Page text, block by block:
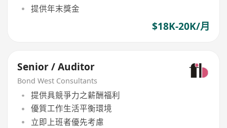
提供年末獎金
$18K-20K/月
Senior / Auditor
Bond West Consultants
提供具競爭力之薪酬福利
優質工作生活平衡環境
立即上班者優先考慮